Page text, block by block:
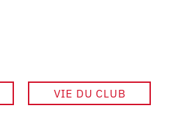
VIE DU CLUB